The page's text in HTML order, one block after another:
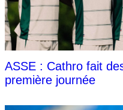
ASSE : Cathro fait
première journée